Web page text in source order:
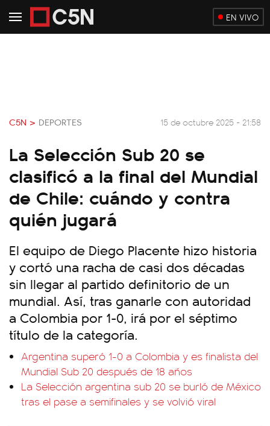
EN VIVO
C5N > DEPORTES 15 de octubre 2025 - 21:58
La Selección Sub 20 se
clasificó a la final del Mundial
de Chile: cuándo y contra
quién jugará
El equipo de Diego Placente hizo historia
y cortó una racha de casi dos décadas
sin llegar al partido definitorio de un
mundial. Así, tras ganarle con autoridad
a Colombia por 1-0, irá por el séptimo
título de la categoría.
Argentina superó 1-0 a Colombia y es finalista del
Mundial Sub 20 después de 18 años
La Selección argentina sub 20 se burló de México
tras el pase a semifinales y se volvió viral